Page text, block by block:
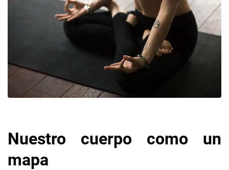
Nuestro cuerpo como un
mapa